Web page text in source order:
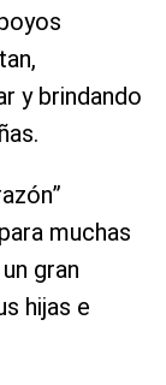
y brindando
muchas
gran
hijas e